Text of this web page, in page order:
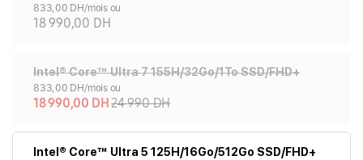
833,00 DH/mois ou
18 990,00 DH
Intel® Core™ Ultra 7 155H/32Go/1To SSD/FHD+
833,00 DH/mois ou
18 990,00 DH24 990 DH
Intel® Core™ Ultra 5 125H/16Go/512Go SSD/FHD+